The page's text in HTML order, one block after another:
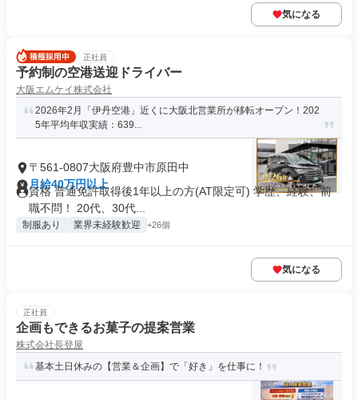
気になる
正社員
予約制の空港送迎ドライバー
大阪エムケイ株式会社
2026年2月「伊丹空港」近くに大阪北営業所が移転オープン！202
5年平均年収実績：639...
〒561-0807大阪府豊中市原田中
月給40万円以上
資格 普通免許取得後1年以上の方(AT限定可) 学歴、経験、前
職不問！ 20代、30代...
制服あり 業界未経験歓迎 +26個
気になる
正社員
企画もできるお菓子の提案営業
株式会社長登屋
基本土日休みの【営業＆企画】で「好き」を仕事に！